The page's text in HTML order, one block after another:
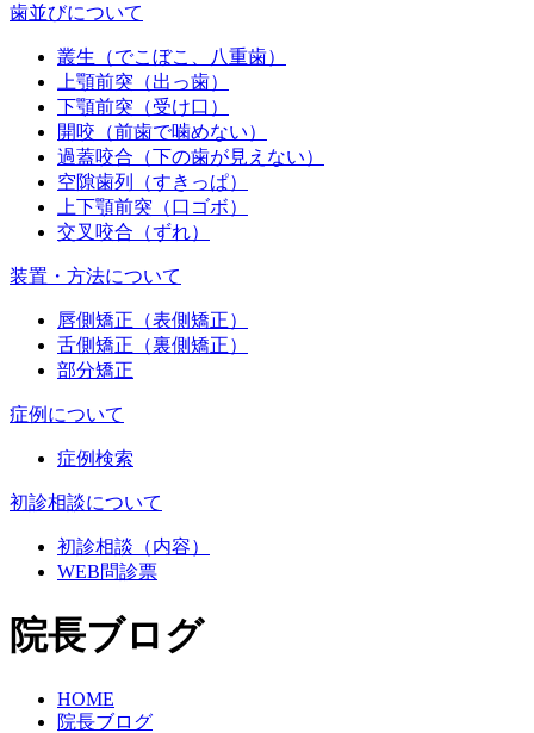
歯並びについて
叢生（でこぼこ、八重歯）
上顎前突（出っ歯）
下顎前突（受け口）
開咬（前歯で噛めない）
過蓋咬合（下の歯が見えない）
空隙歯列（すきっぱ）
上下顎前突（口ゴボ）
交叉咬合（ずれ）
装置・方法について
唇側矯正（表側矯正）
舌側矯正（裏側矯正）
部分矯正
症例について
症例検索
初診相談について
初診相談（内容）
WEB問診票
院長ブログ
HOME
院長ブログ